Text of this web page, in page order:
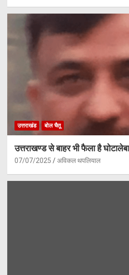
उत्तराखंड बोल चैतू
उत्तराखण्ड से बाहर भी फैला है
07/07/2025 अविकल थपलियाल